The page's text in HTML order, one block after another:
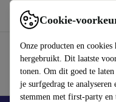
Cookie-
Onze producten en cookies
hergebruikt. Dit laatste
tonen. Om dit goed te
je surfgedrag te
stemmen met first-party
Gebruik refurbed snel en